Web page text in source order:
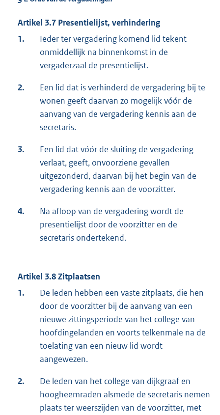
Artikel 3.7 Presentielijst, verhindering
1.
Ieder ter vergadering komend lid tekent
onmiddellijk na binnenkomst in de
vergaderzaal de presentielijst.
2.
Een lid dat is verhinderd de vergadering bij te
wonen geeft daarvan zo mogelijk vóór de
aanvang van de vergadering kennis aan de
secretaris.
3.
Een lid dat vóór de sluiting de vergadering
verlaat, geeft, onvoorziene gevallen
uitgezonderd, daarvan bij het begin van de
vergadering kennis aan de voorzitter.
4.
Na afloop van de vergadering wordt de
presentielijst door de voorzitter en de
secretaris ondertekend.
Artikel 3.8 Zitplaatsen
1.
De leden hebben een vaste zitplaats, die hen
door de voorzitter bij de aanvang van een
nieuwe zittingsperiode van het college van
hoofdingelanden en voorts telkenmale na de
toelating van een nieuw lid wordt
aangewezen.
2.
De leden van het college van dijkgraaf en
hoogheemraden alsmede de secretaris nemen
plaats ter weerszijden van de voorzitter, met